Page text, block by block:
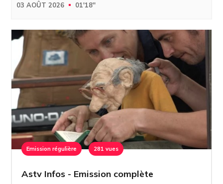
03 AOÛT 2026 01'18''
Emission régulière 281 vues
Astv Infos - Emission complète